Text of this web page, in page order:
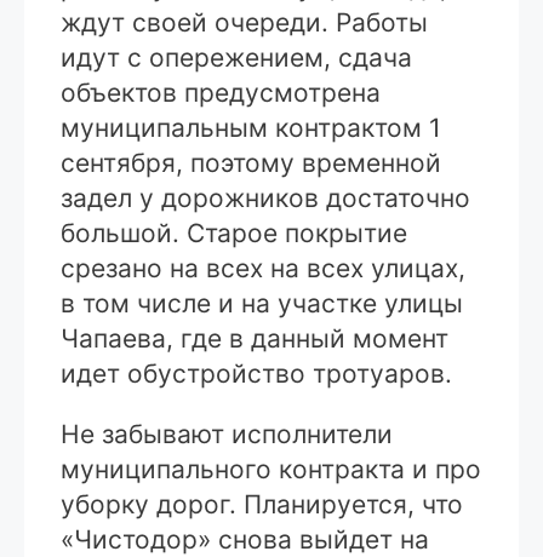
ждут своей очереди. Работы
идут с опережением, сдача
объектов предусмотрена
муниципальным контрактом 1
сентября, поэтому временной
задел у дорожников достаточно
большой. Старое покрытие
срезано на всех на всех улицах,
в том числе и на участке улицы
Чапаева, где в данный момент
идет обустройство тротуаров.
Не забывают исполнители
муниципального контракта и про
уборку дорог. Планируется, что
«Чистодор» снова выйдет на